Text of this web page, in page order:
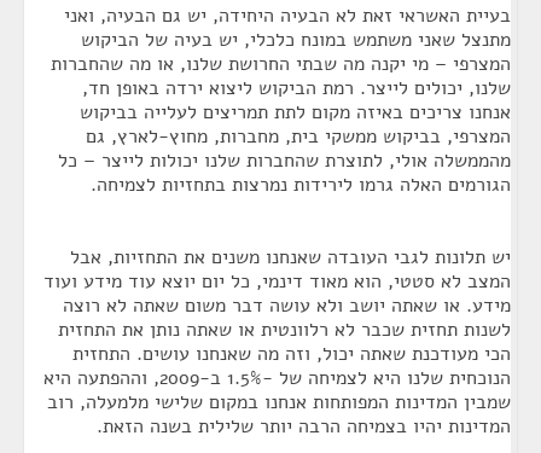
בעיית האשראי זאת לא הבעיה היחידה, יש גם הבעיה, ואני
מתנצל שאני משתמש במונח כלכלי, יש בעיה של הביקוש
המצרפי – מי יקנה מה שבתי החרושת שלנו, או מה שהחברות
שלנו, יכולים לייצר. רמת הביקוש ליצוא ירדה באופן חד,
אנחנו צריכים באיזה מקום לתת תמריצים לעלייה בביקוש
המצרפי, בביקוש ממשקי בית, מחברות, מחוץ-לארץ, גם
מהממשלה אולי, לתוצרת שהחברות שלנו יכולות לייצר – כל
הגורמים האלה גרמו לירידות נמרצות בתחזיות לצמיחה.
יש תלונות לגבי העובדה שאנחנו משנים את התחזיות, אבל
המצב לא סטטי, הוא מאוד דינמי, כל יום יוצא עוד מידע ועוד
מידע. או שאתה יושב ולא עושה דבר משום שאתה לא רוצה
לשנות תחזית שכבר לא רלוונטית או שאתה נותן את התחזית
הכי מעודכנת שאתה יכול, וזה מה שאנחנו עושים. התחזית
הנוכחית שלנו היא לצמיחה של -1.5% ב-2009, וההפתעה היא
שמבין המדינות המפותחות אנחנו במקום שלישי מלמעלה, רוב
המדינות יהיו בצמיחה הרבה יותר שלילית בשנה הזאת.